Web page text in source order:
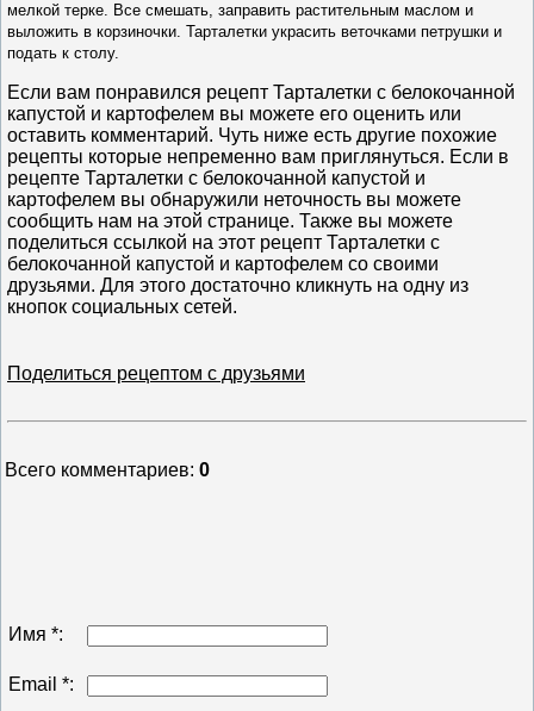
мелкой терке. Все смешать, заправить растительным маслом и
выложить в корзиночки. Тарталетки украсить веточками петрушки и
подать к столу.
Если вам понравился рецепт Тарталетки с белокочанной
капустой и картофелем вы можете его оценить или
оставить комментарий. Чуть ниже есть другие похожие
рецепты которые непременно вам приглянуться. Если в
рецепте Тарталетки с белокочанной капустой и
картофелем вы обнаружили неточность вы можете
сообщить нам на этой странице. Также вы можете
поделиться ссылкой на этот рецепт Тарталетки с
белокочанной капустой и картофелем со своими
друзьями. Для этого достаточно кликнуть на одну из
кнопок социальных сетей.
Поделиться рецептом с друзьями
Всего комментариев: 0
Имя *:
Email *: